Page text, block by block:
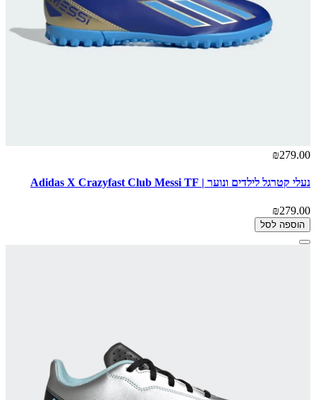
₪279.00
נעלי קטרגל לילדים ונוער | Adidas X Crazyfast Club Messi TF
₪279.00
הוספה לסל